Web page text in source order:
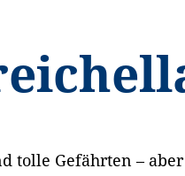
tolle Gefährten –